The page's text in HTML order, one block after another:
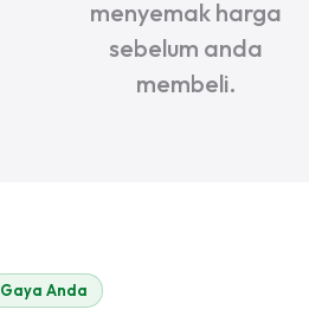
menyemak harga
sebelum anda
membeli.
Gaya Anda